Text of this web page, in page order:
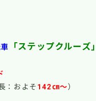
「ステップクルーズ」
：およそ 142㎝～）